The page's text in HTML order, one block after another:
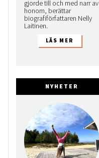
gjorde till och med narr av
honom, berättar
biografiförfattaren Nelly
Laitinen.
NYHETER